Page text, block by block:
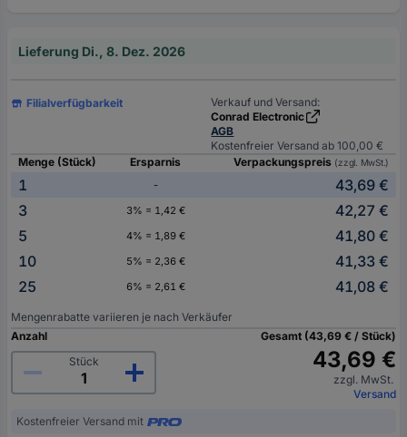
Lieferung Di., 8. Dez. 2026
Filialverfügbarkeit
Verkauf und Versand:
Conrad Electronic
AGB
Kostenfreier Versand ab 100,00 €
Menge (Stück)
Ersparnis Verpackungspreis (zzgl. MwSt.)
1 -
43,69 €
3
3% = 1,42 €
42,27 €
5
4% = 1,89 €
41,80 €
10
5% = 2,36 €
41,33 €
25
6% = 2,61 € 41,08 €
Mengenrabatte variieren je nach Verkäufer
Anzahl
Stück
Gesamt (43,69 € / Stück)
43,69 €
zzgl. MwSt.
Versand
Kostenfreier Versand mit